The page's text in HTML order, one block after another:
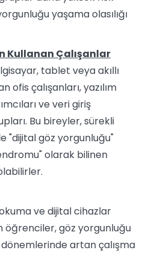
yaşama olasılığı
Kullanan Çalışanlar
tablet veya akıllı
çalışanları, yazılım
ve veri giriş
Bu bireyler, sürekli
"dijital göz yorgunluğu"
olarak bilinen
ve dijital cihazlar
öğrenciler, göz yorgunluğu
dönemlerinde artan çalışma